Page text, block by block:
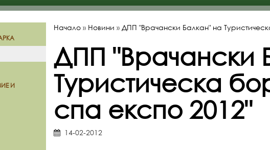
И
Начало» Новини » ДПП "Врачански Балкан" на
ДПП "Врачански
Туристическа
спа експо 2012"
14-02-2012